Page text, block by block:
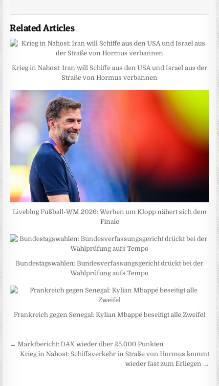
Related Articles
Krieg in Nahost: Iran will Schiffe aus den USA und Israel aus der
Straße von Hormus verbannen
Liveblog Fußball-WM 2026: Werben um Klopp nähert sich dem
Finale
Bundestagswahlen: Bundesverfassungsgericht drückt bei der
Wahlprüfung aufs Tempo
Frankreich gegen Senegal: Kylian Mbappé beseitigt alle Zweifel
Beitragsnavigation
← Marktbericht: DAX wieder über 25.000 Punkten
Krieg in Nahost: Schiffsverkehr in Straße von Hormus kommt
wieder fast zum Erliegen →